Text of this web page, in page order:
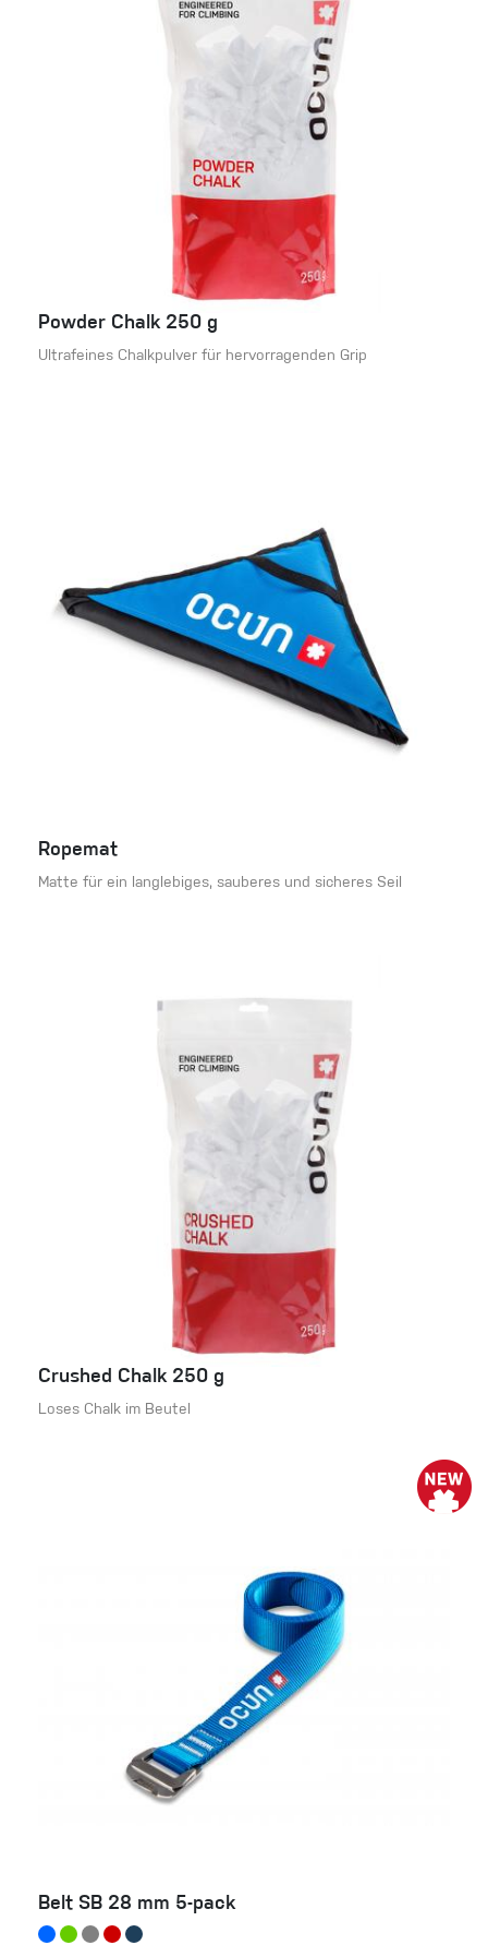
Powder Chalk 250 g
Ultrafeines Chalkpulver für hervorragenden Grip
Ropemat
Matte für ein langlebiges, sauberes und sicheres Seil
Crushed Chalk 250 g
Loses Chalk im Beutel
Belt SB 28 mm 5-pack